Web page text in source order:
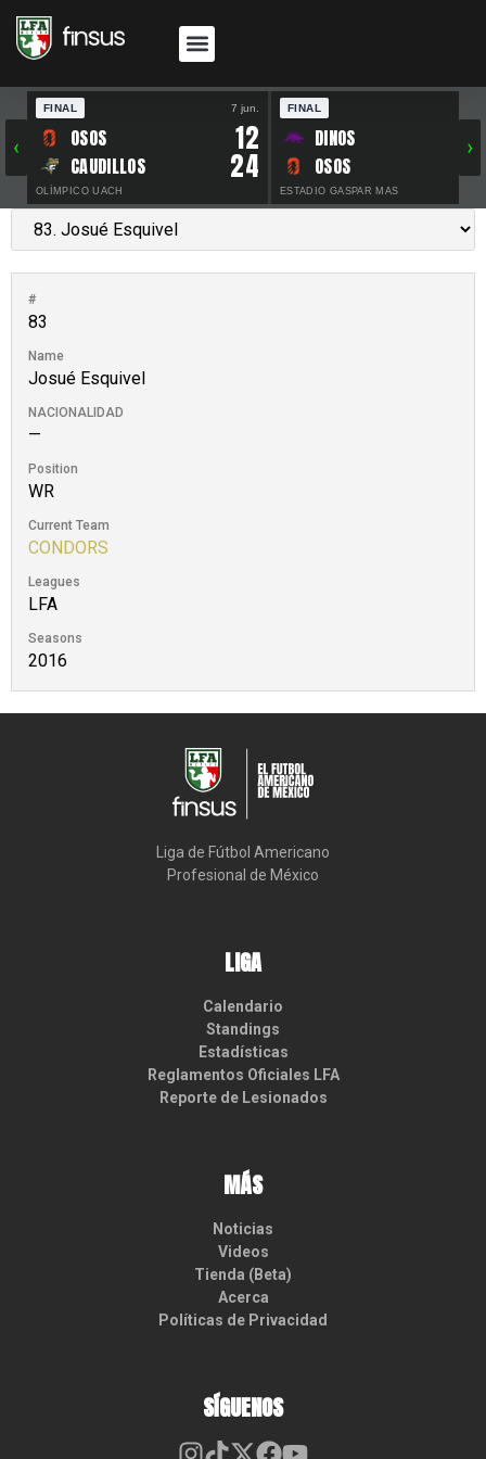
‹
FINAL 7 jun.
OSOS 12
CAUDILLOS 24
OLÍMPICO UACH
FINAL
DINOS
OSOS
ESTADIO GASPAR MAS
›
#
83
Name
Josué Esquivel
NACIONALIDAD
—
Position
WR
Current Team
CONDORS
Leagues
LFA
Seasons
2016
Liga de Fútbol Americano
Profesional de México
LIGA
Calendario
Standings
Estadísticas
Reglamentos Oficiales LFA
Reporte de Lesionados
MÁS
Noticias
Videos
Tienda (Beta)
Acerca
Políticas de Privacidad
SÍGUENOS